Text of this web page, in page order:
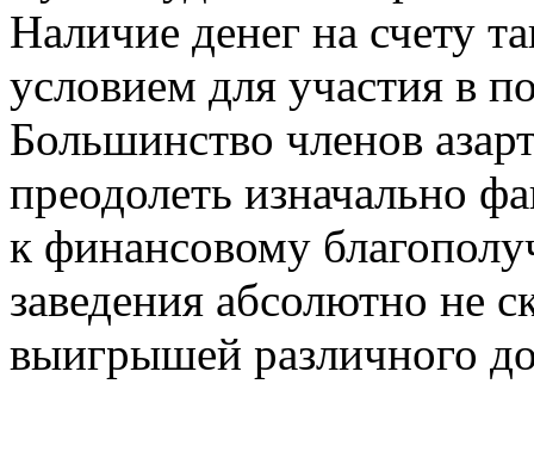
Наличие денег на счету
условием для участия в
Большинство членов
преодолеть изначально
к финансовому
заведения абсолютно не
выигрышей различного